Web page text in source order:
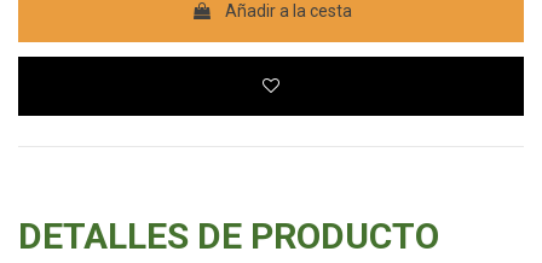
Añadir a la cesta
DETALLES DE PRODUCTO